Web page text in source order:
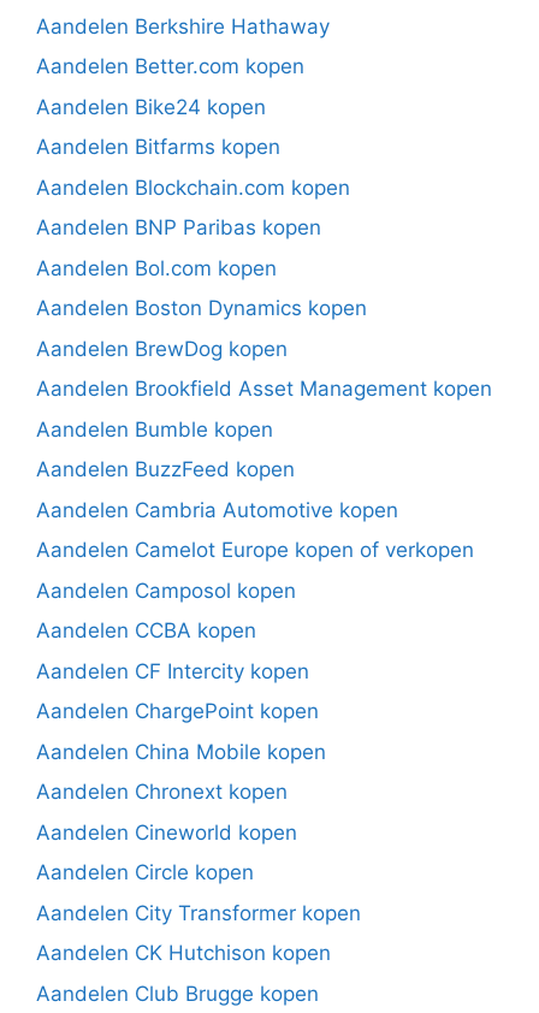
Aandelen Berkshire Hathaway
Aandelen Better.com kopen
Aandelen Bike24 kopen
Aandelen Bitfarms kopen
Aandelen Blockchain.com kopen
Aandelen BNP Paribas kopen
Aandelen Bol.com kopen
Aandelen Boston Dynamics kopen
Aandelen BrewDog kopen
Aandelen Brookfield Asset Management kopen
Aandelen Bumble kopen
Aandelen BuzzFeed kopen
Aandelen Cambria Automotive kopen
Aandelen Camelot Europe kopen of verkopen
Aandelen Camposol kopen
Aandelen CCBA kopen
Aandelen CF Intercity kopen
Aandelen ChargePoint kopen
Aandelen China Mobile kopen
Aandelen Chronext kopen
Aandelen Cineworld kopen
Aandelen Circle kopen
Aandelen City Transformer kopen
Aandelen CK Hutchison kopen
Aandelen Club Brugge kopen